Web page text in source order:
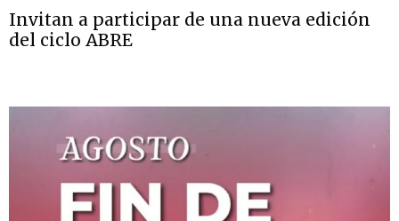
Invitan a participar de una nueva edición
del ciclo ABRE